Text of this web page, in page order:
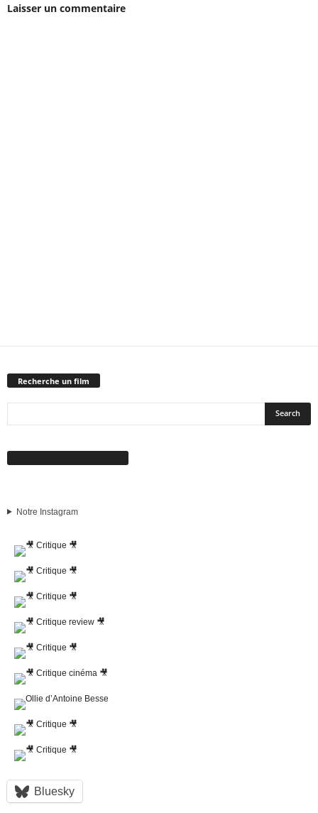
Laisser un commentaire
Recherche un film
Notre Instagram
Bluesky